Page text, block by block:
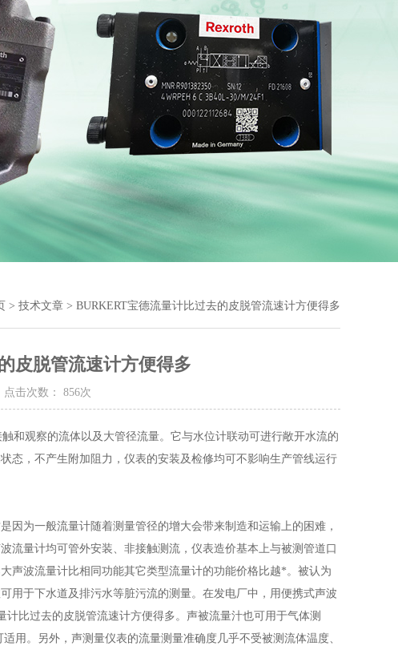
> 技术文章 > BURKERT宝德流量计比过去的皮脱管流速计方便得多
皮脱管流速计方便得多
击次数： 856次
和观察的流体以及大管径流量。它与水位计联动可进行敞开水流的
态，不产生附加阻力，仪表的安装及检修均可不影响生产管线运行
为一般流量计随着测量管径的增大会带来制造和运输上的困难，
流量计均可管外安装、非接触测流，仪表造价基本上与被测管道口
声波流量计比相同功能其它类型流量计的功能价格比越*。被认为
用于下水道及排污水等脏污流的测量。在发电厂中，用便携式声波
比过去的皮脱管流速计方便得多。声被流量汁也可用于气体测
用。另外，声测量仪表的流量测量准确度几乎不受被测流体温度、